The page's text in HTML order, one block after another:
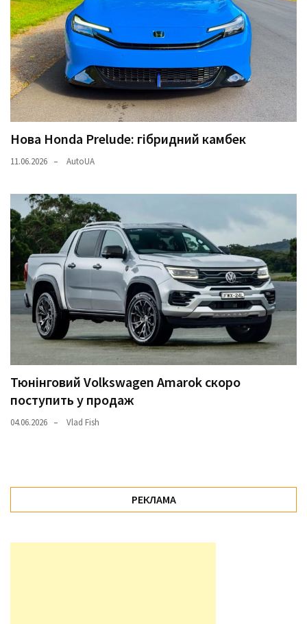
Нова Honda Prelude: гібридний камбек
11.06.2026 AutoUA
Тюнінговий Volkswagen Amarok скоро
поступить у продаж
04.06.2026 Vlad Fish
РЕКЛАМА